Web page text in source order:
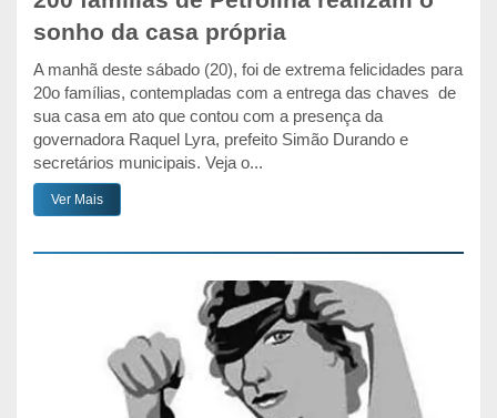
sonho da casa própria
A manhã deste sábado (20), foi de extrema felicidades para
20o famílias, contempladas com a entrega das chaves de
sua casa em ato que contou com a presença da
governadora Raquel Lyra, prefeito Simão Durando e
secretários municipais. Veja o...
Ver Mais